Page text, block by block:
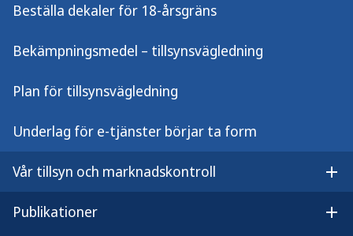
Beställa dekaler för 18-årsgräns
Bekämpningsmedel – tillsynsvägledning
Plan för tillsynsvägledning
Underlag för e-tjänster börjar ta form
Vår tillsyn och marknadskontroll
Publikationer
Typ av försäljningsställe, det vill säga är det
eller båda delarna. Med webbplats menas här
Uppgifter om näringsidkare som bedriver
försäljningsverksamheten:
Namn på bolag, förening, enskild företagare.
Organisationsnummer, adress och